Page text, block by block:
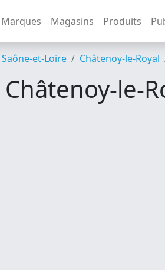
Marques Magasins Produits
Saône-et-Loire Châtenoy-le-Royal
le-